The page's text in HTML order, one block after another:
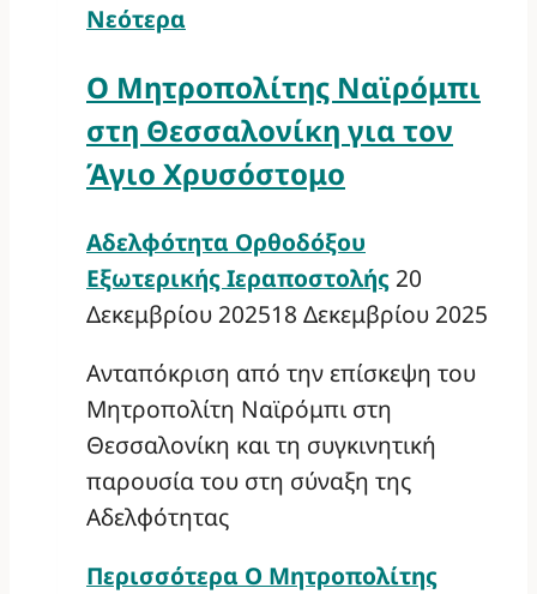
Νεότερα
Ο Μητροπολίτης Ναϊρόμπι
στη Θεσσαλονίκη για τον
Άγιο Χρυσόστομο
Αδελφότητα Ορθοδόξου
Εξωτερικής Ιεραποστολής 20
Δεκεμβρίου 202518 Δεκεμβρίου 2025
Ανταπόκριση από την επίσκεψη του
Μητροπολίτη Ναϊρόμπι στη
Θεσσαλονίκη και τη συγκινητική
παρουσία του στη σύναξη της
Αδελφότητας
Περισσότερα Ο Μητροπολίτης